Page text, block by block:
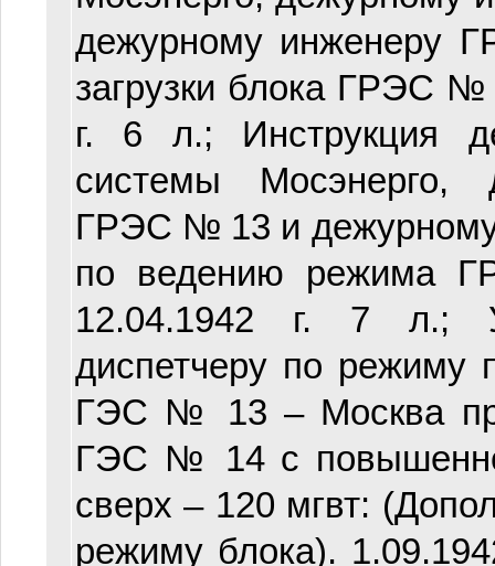
дежурному инженеру
загрузки блока ГРЭС
г. 6 л.; Инструкция
системы Мосэнерго,
ГРЭС № 13 и
по ведению
12.04.1942 г. 7 л.;
диспетчеру по
ГЭС № 13 – Москва
ГЭС № 14 с
сверх – 120 мгвт:
режиму блока).